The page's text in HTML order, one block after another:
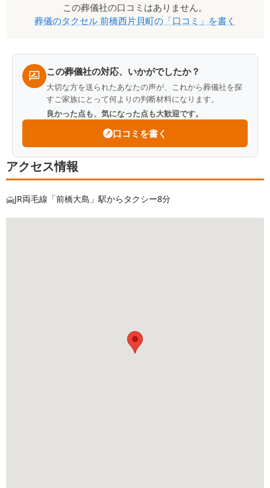
この葬儀社の口コミはありません。
葬儀のタクセル 前橋西片貝町の「口コミ」を書く
この葬儀社の対応、いかがでしたか？
大切な方を送られたあなたの声が、これから葬儀社を探
すご家族にとって何よりの判断材料になります。
良かった点も、気になった点も大歓迎です。
口コミを書く
アクセス情報
JR両毛線「前橋大島」駅からタクシー8分